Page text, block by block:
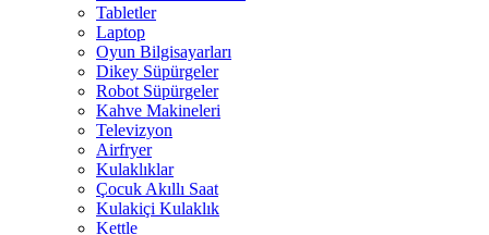
Tabletler
Laptop
Oyun Bilgisayarları
Dikey Süpürgeler
Robot Süpürgeler
Kahve Makineleri
Televizyon
Airfryer
Kulaklıklar
Çocuk Akıllı Saat
Kulakiçi Kulaklık
Kettle